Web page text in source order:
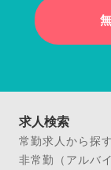
求人検索
常勤求人から探す
非常勤（アルバ